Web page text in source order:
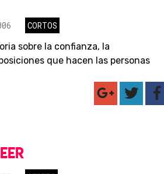
CORTOS
sobre la confianza, la
que hacen las personas